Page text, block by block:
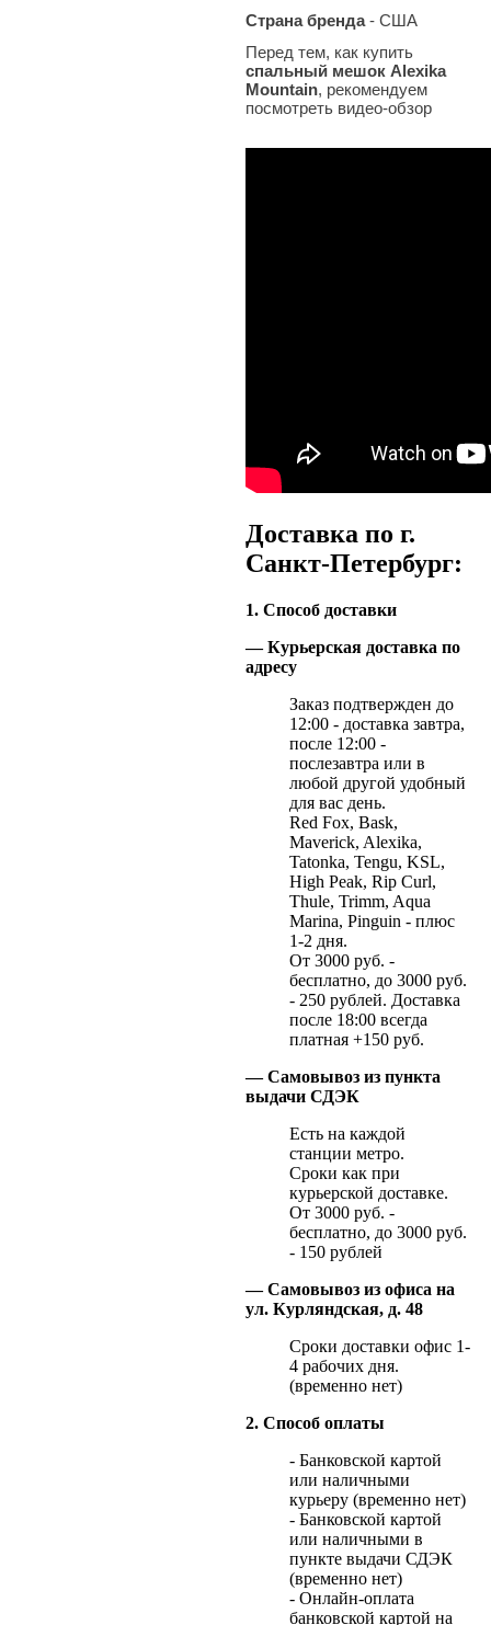
Страна бренда- США
Перед тем, как купить
спальный мешок Alexika
Mountain, рекомендуем
посмотреть видео-обзор
Доставка по г.
Санкт-Петербург:
1. Способ доставки
— Курьерская доставка по
адресу
Заказ подтвержден до
12:00 - доставка завтра,
после 12:00 -
послезавтра или в
любой другой удобный
для вас день.
Red Fox, Bask,
Maverick, Alexika,
Tatonka, Tengu, KSL,
High Peak, Rip Curl,
Thule, Trimm, Aqua
Marina, Pinguin - плюс
1-2 дня.
От 3000 руб. -
бесплатно, до 3000 руб.
- 250 рублей. Доставка
после 18:00 всегда
платная +150 руб.
— Самовывоз из пункта
выдачи СДЭК
Есть на каждой
станции метро.
Сроки как при
курьерской доставке.
От 3000 руб. -
бесплатно, до 3000 руб.
- 150 рублей
— Самовывоз из офиса на
ул. Курляндская, д. 48
Сроки доставки офис 1-
4 рабочих дня.
(временно нет)
2. Способ оплаты
- Банковской картой
или наличными
курьеру (временно нет)
- Банковской картой
или наличными в
пункте выдачи СДЭК
(временно нет)
- Онлайн-оплата
банковской картой на